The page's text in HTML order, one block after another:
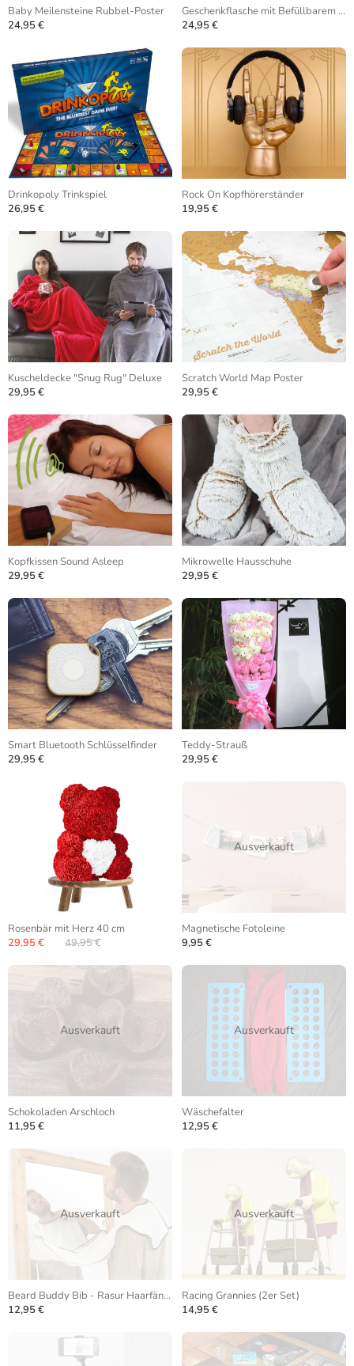
Baby Meilensteine Rubbel-Poster
24,95 €
Geschenkflasche mit Befüllbarem Hohlraum
24,95 €
Drinkopoly Trinkspiel
26,95 €
Rock On Kopfhörerständer
19,95 €
Kuscheldecke "Snug Rug" Deluxe
29,95 €
Scratch World Map Poster
29,95 €
Kopfkissen Sound Asleep
29,95 €
Mikrowelle Hausschuhe
29,95 €
Smart Bluetooth Schlüsselfinder
29,95 €
Teddy-Strauß
29,95 €
Rosenbär mit Herz 40 cm
29,95 €
49,95 €
Ausverkauft
Magnetische Fotoleine
9,95 €
Ausverkauft
Schokoladen Arschloch
11,95 €
Ausverkauft
Wäschefalter
12,95 €
Ausverkauft
Beard Buddy Bib - Rasur Haarfänger
12,95 €
Ausverkauft
Racing Grannies (2er Set)
14,95 €